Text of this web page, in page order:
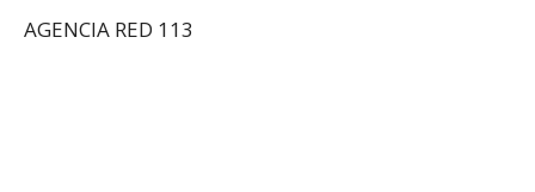
AGENCIA RED 113